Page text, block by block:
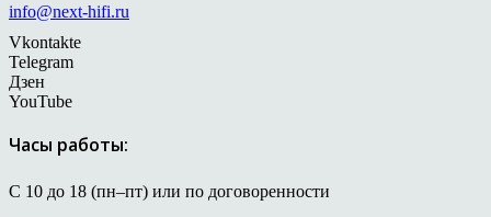
info@next-hifi.ru
Vkontakte
Telegram
Дзен
YouTube
Часы работы:
С 10 до 18 (пн–пт) или по договоренности